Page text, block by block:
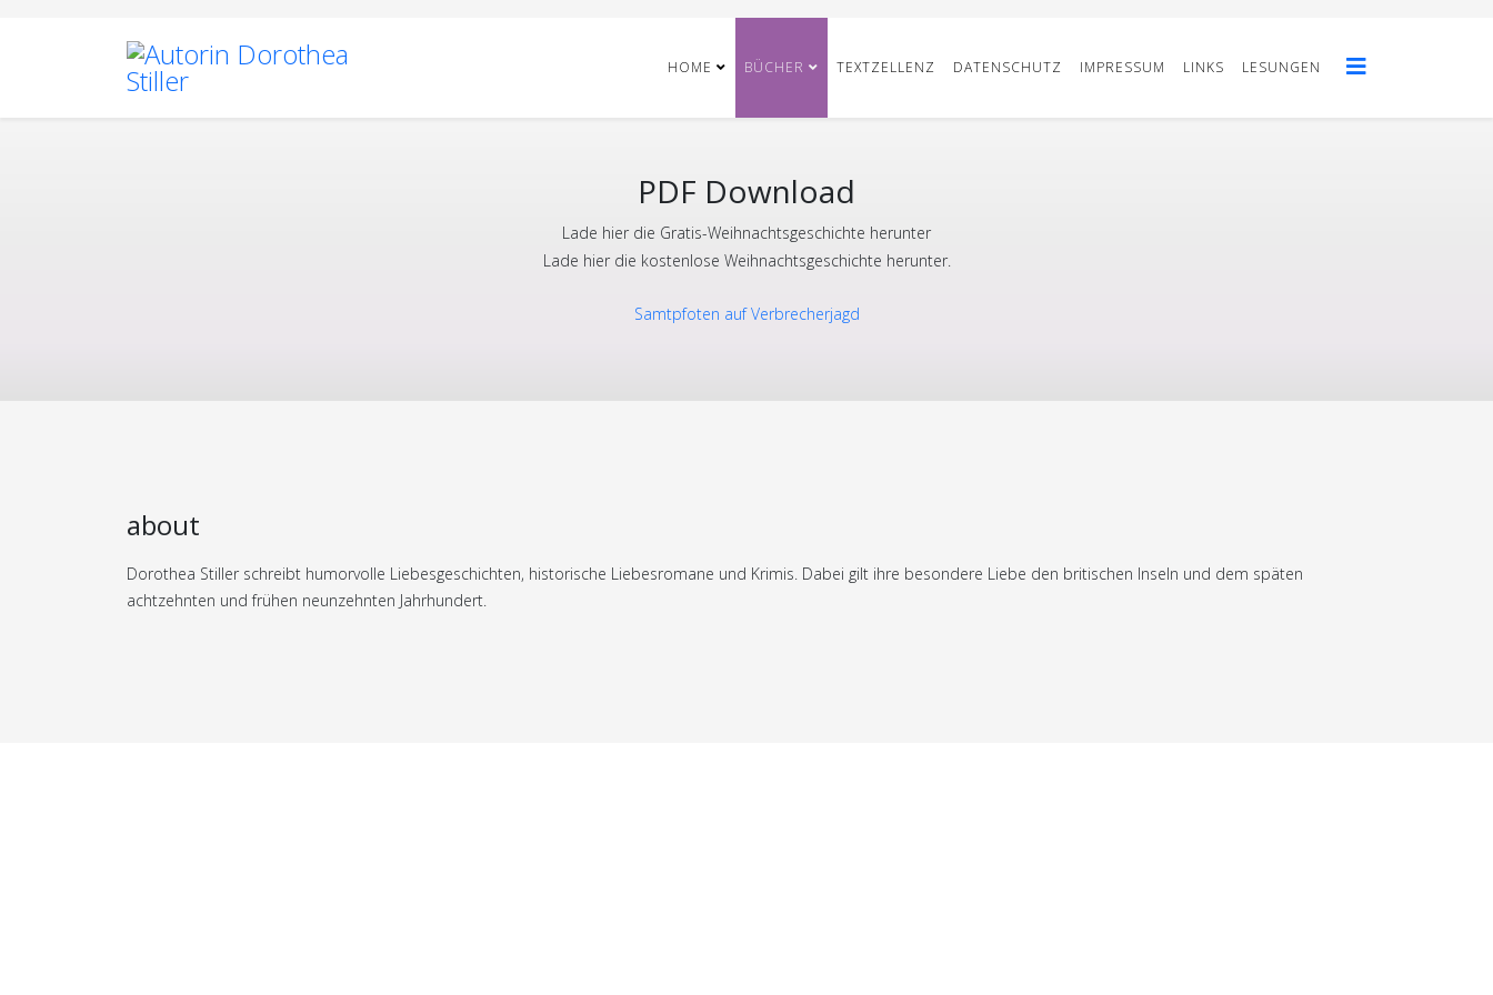
HOME BÜCHER TEXTZELLENZ DATENSCHUTZ IMPRESSUM LINKS LESUNGEN
PDF Download
Lade hier die Gratis-Weihnachtsgeschichte herunter
Lade hier die kostenlose Weihnachtsgeschichte herunter.
Samtpfoten auf Verbrecherjagd
about
Dorothea Stiller schreibt humorvolle Liebesgeschichten, historische Liebesromane und Krimis. Dabei gilt ihre besondere Liebe den britischen Inseln und dem späten
achtzehnten und frühen neunzehnten Jahrhundert.